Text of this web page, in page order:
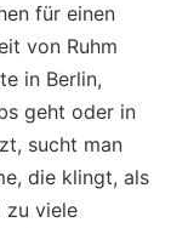
für einen
von Ruhm
in Berlin,
geht oder in
sucht man
die klingt, als
zu viele